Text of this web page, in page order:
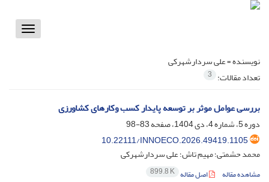
Toggle
نویسنده =علی سردارشهرکی
تعداد مقالات: 3
بررسی عوامل موثر بر توسعه پایدار کسب وکارهای کشاورزی
دوره 5، شماره 4، دی 1404، صفحه
83-98
10.22111/INNOECO.2026.49419.1105
محمد حشمتی؛ مهیم تاش؛ علی سردارشهرکی
مشاهده مقاله اصل مقاله 899.8 K